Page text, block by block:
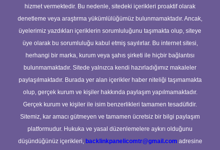
hizmet vermektedir. Bu nedenle, sitedeki içerikleri proaktif olarak
denetleme veya araştırma yükümlülüğümüz bulunmamaktadır. Ancak,
üyelerimiz yazdıkları içeriklerin sorumluluğunu taşımakta olup, siteye
üye olarak bu sorumluluğu kabul etmiş sayılırlar. Bu internet sitesi,
herhangi bir marka, kurum veya şahıs şirketi ile hiçbir bağlantısı
bulunmamaktadır. Sitede yalnızca kendi hazırladığımız makaleler
paylaşılmaktadır. Burada yer alan içerikler haber niteliği taşımamakta
olup, gerçek kurum ve kişiler hakkında paylaşım yapılmamaktadır.
Gerçek kurum ve kişiler ile isim benzerlikleri tamamen tesadüfidir.
Sitemiz, kar amacı gütmeyen ve tamamen ücretsiz bir bilgi paylaşım
platformudur. Hukuka ve yasal düzenlemelere aykırı olduğunu
düşündüğünüz içerikleri, backlinkpanelicomtr@gmail.com adresine